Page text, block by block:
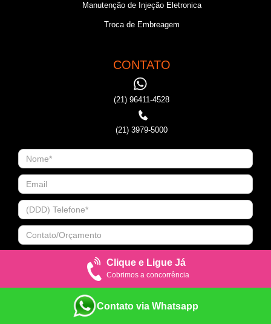
Manutenção de Injeção Eletronica
Troca de Embreagem
CONTATO
(21) 96411-4528
(21) 3979-5000
Clique e Ligue Já
Cobrimos a concorrência
Contato via Whatsapp